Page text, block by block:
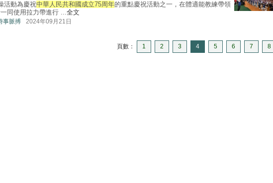
活動為慶祝中華人民共和國成立75周年的重點慶祝活動之一，在體適能教練帶領
同使用拉力帶進行 ...全文
事脈搏 2024年09月21日
頁數： 1 2 3 4 5 6 7 8